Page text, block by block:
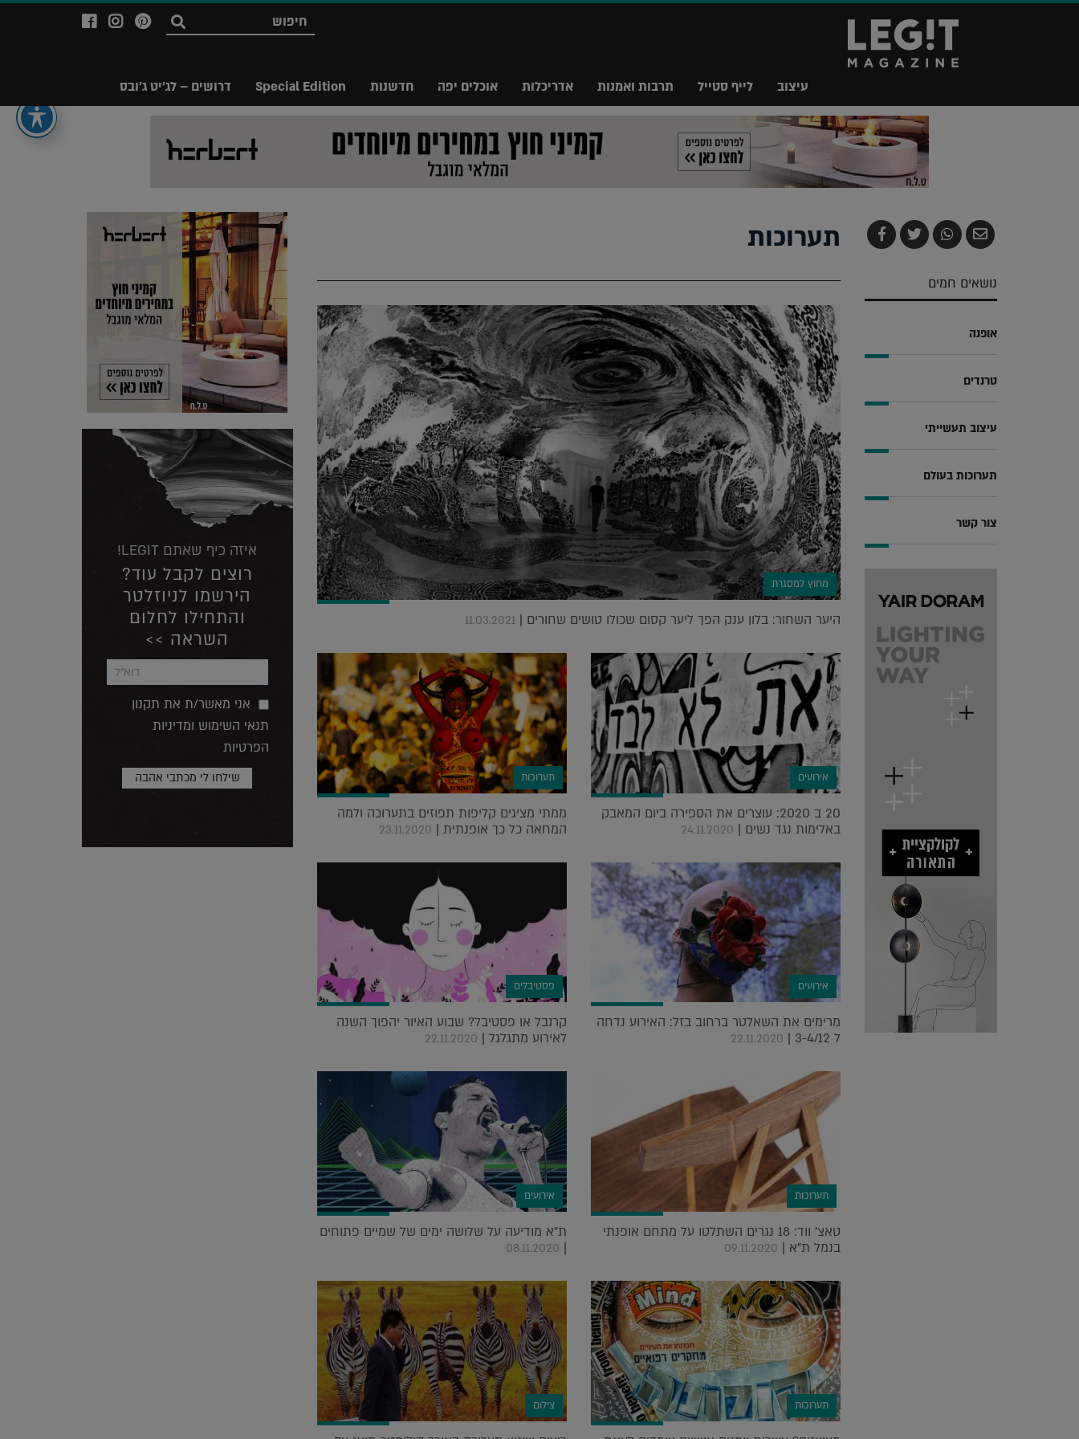
עיצוב לייף סטייל תרבות ואמנות אדריכלות אוכלים יפה חדשנות Special Edition דרושים – לג'יט ג'ובס
חפש
לעמוד
של
לעמוד
לג'יט
Legit
תערוכות
מחוץ למסגרת
היער השחור: בלון ענק הפך ליער קסום שכולו טושים שחורים | 11.03.2021
אירועים
20 ב 2020: עוצרים את הספירה ביום המאבק
באלימות נגד נשים | 24.11.2020
תערוכות
ממתי מציגים קליפות תפוזים בתערוכה ולמה
המחאה כל כך אופנתית | 23.11.2020
אירועים
מרימים את השאלטר ברחוב בזל: האירוע נדחה
ל 3-4/12 |
22.11.2020
פסטיבלים
קרנבל או פסטיבל? שבוע האיור יהפוך השנה
לאירוע מתגלגל | 22.11.2020
תערוכות
טאצ' ווד: 18 נגרים השתלטו על מתחם אופנתי
בנמל ת"א | 09.11.2020
אירועים
ת"א מודיעה על שלושה ימים של שמיים פתוחים
|
08.11.2020
תערוכות צילום
שלח
בדואר
שתף
ב-
צייץ
ב-
שתף
ב-
נושאים חמים
אופנה
טרנדים
עיצוב תעשייתי
תערוכות בעולם
צור קשר
איזה כיף שאתם LEGIT!
רוצים לקבל עוד?
הירשמו לניוזלטר
והתחילו לחלום
השראה >>
אני מאשר/ת את תקנון
תנאי השימוש ומדיניות
הפרטיות